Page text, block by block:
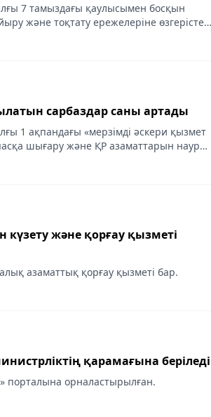
7 тамыздағы қаулысымен босқын
және тоқтату ережелеріне өзгерістер
Жаңа түзетулерге сәйкес,
сарбаздар саны артады
1 ақпандағы «мерзімді әскери қызмет
шығару және ҚР азаматтарын наурыз
айларында кезекті мерзімді
азаматтық қорғау қызметі бар.
қарамағына беріледі
орналастырылған.